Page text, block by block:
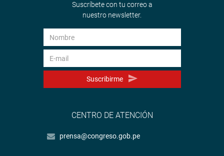
Suscríbete con tu correo a
nuestro newsletter.
Suscribirme
CENTRO DE ATENCIÓN
prensa@congreso.gob.pe